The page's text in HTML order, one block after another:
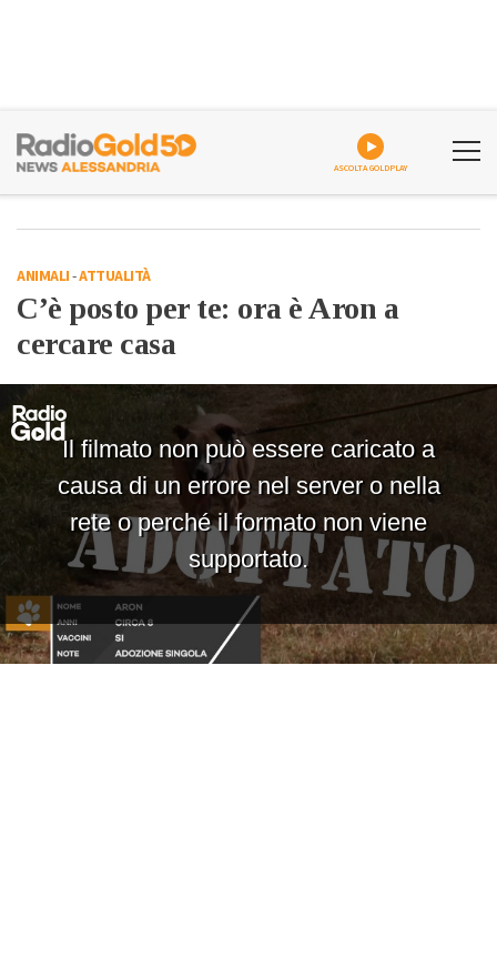
ASCOLTA GOLDPLAY
ANIMALI-ATTUALITÀ
C’è posto per te: ora è Aron a
cercare casa